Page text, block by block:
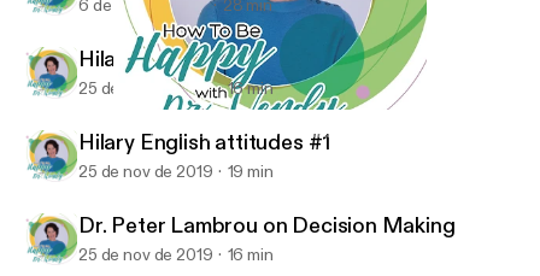
How To Be Happy With Dr. Wendy
6 de ago de 2020 28 min
Hilary discovering feelings
25 de nov de 2019 16 min
Hilary English attitudes #1
25 de nov de 2019 19 min
Dr. Peter Lambrou on Decision Making
25 de nov de 2019 16 min